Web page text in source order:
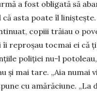
a fost obligată să
că asta poate îl
copiii trăiau o
îi reproșau tocmai ei că
poliției nu-l
și mai tare. „Aia numai
cu amărăciune. „La